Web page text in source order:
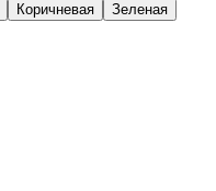
Коричневая Зеленая